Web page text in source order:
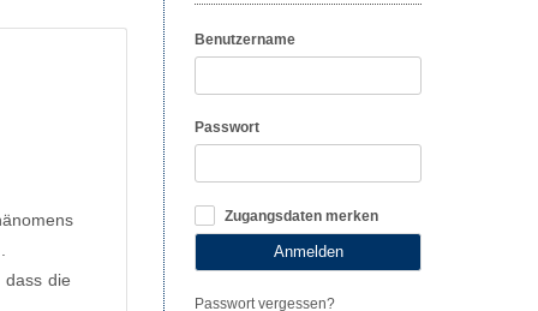
Benutzername
Passwort
Zugangsdaten merken
Anmelden
Passwort vergessen?
dass die